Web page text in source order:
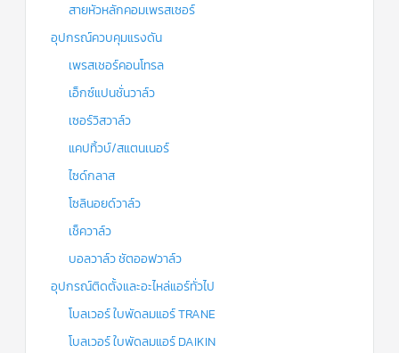
สายหัวหลักคอมเพรสเซอร์
อุปกรณ์ควบคุมแรงดัน
เพรสเชอร์คอนโทรล
เอ็กซ์แปนชั่นวาล์ว
เซอร์วิสวาล์ว
แคปทิ้วบ์/สแตนเนอร์
ไซด์กลาส
โซลินอยด์วาล์ว
เช็ควาล์ว
บอลวาล์ว ชัตออฟวาล์ว
อุปกรณ์ติดตั้งและอะไหล่แอร์ทั่วไป
โบลเวอร์ ใบพัดลมแอร์ TRANE
โบลเวอร์ ใบพัดลมแอร์ DAIKIN